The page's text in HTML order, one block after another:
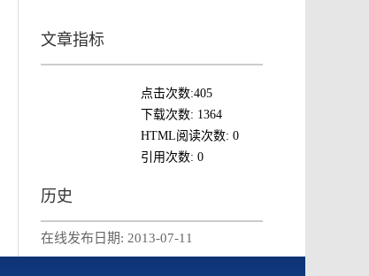
文章指标
点击次数:405
下载次数: 1364
HTML阅读次数: 0
引用次数: 0
历史
在线发布日期: 2013-07-11